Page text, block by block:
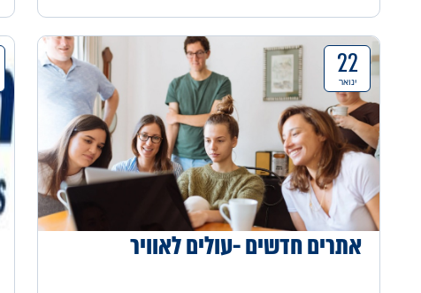
22
ינואר
אתרים חדשים -עולים לאוויר